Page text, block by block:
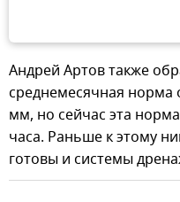
Андрей Артов также
среднемесячная норма
мм, но сейчас эта
часа. Раньше к этому
готовы и системы